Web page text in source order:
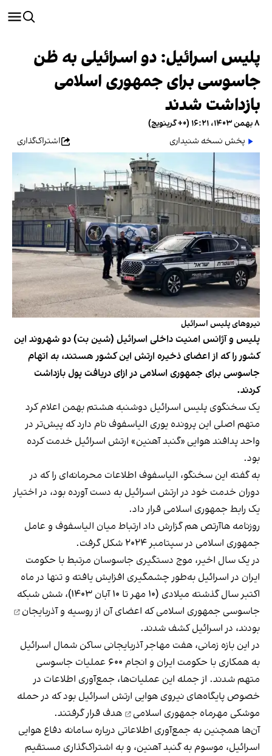
پلیس اسرائیل: دو اسرائیلی به ظن
جاسوسی برای جمهوری اسلامی
بازداشت شدند
۸ بهمن ۱۴۰۳، ۱۶:۲۱ (‎+۰ گرینویچ)
پخش نسخه شنیداری
اشتراک‌گذاری
نیروهای پلیس اسرائیل
پلیس و آژانس امنیت داخلی اسرائیل (شین بت) دو شهروند این
کشور را که از اعضای ذخیره ارتش این کشور هستند، به اتهام
جاسوسی برای جمهوری اسلامی در ازای دریافت پول بازداشت
کردند.
یک سخنگوی پلیس اسرائیل دوشنبه هشتم بهمن اعلام کرد
متهم اصلی این پرونده یوری الیاسفوف نام دارد که پیش‌تر در
واحد پدافند هوایی «گنبد آهنین» ارتش اسرائیل خدمت کرده
بود.
به گفته این سخنگو، الیاسفوف اطلاعات محرمانه‌ای را که در
دوران خدمت خود در ارتش اسرائیل به دست آورده بود، در اختیار
یک رابط جمهوری اسلامی قرار داد.
روزنامه هاآرتص هم گزارش داد ارتباط میان الیاسفوف و عامل
جمهوری اسلامی در سپتامبر ۲۰۲۴ شکل گرفت.
در یک سال اخیر، موج دستگیری‌ جاسوسان مرتبط با حکومت
ایران در اسرائیل به‌طور چشمگیری افزایش یافته و تنها در ماه
اکتبر سال گذشته میلادی (۱۰ مهر تا ۱۰ آبان ۱۴۰۳)، شش شبکه
جاسوسی جمهوری اسلامی که اعضای آن از روسیه وآذربایجان
بودند، در اسرائیل کشف شدند.
در این بازه زمانی، هفت مهاجر آذربایجانی ساکن شمال اسرائیل
به همکاری با حکومت ایران و انجام ۶۰۰ عملیات جاسوسی
متهم شدند. از جمله این عملیات‌ها، جمع‌آوری اطلاعات در
خصوص پایگاه‌های نیروی هوایی ارتش اسرائیل بود که درحمله
موشکی مهرماه جمهوری اسلامی
هدف قرار گرفتند.
آن‌ها همچنین به جمع‌آوری اطلاعاتی درباره سامانه دفاع هوایی
اسرائیل، موسوم به گنبد آهنین، و به اشتراک‌گذاری مستقیم